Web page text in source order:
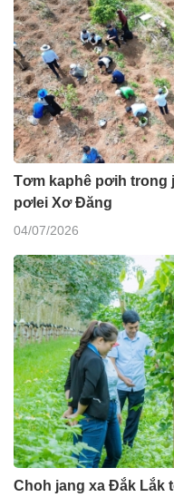
Tơm kaphê pơih trong
pơlei Xơ Đăng
04/07/2026
Choh jang xa Đắk Lắk